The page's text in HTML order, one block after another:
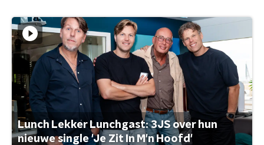
Lunch Lekker Lunchgast: 3JS over hun
nieuwe single 'Je Zit In M'n Hoofd'